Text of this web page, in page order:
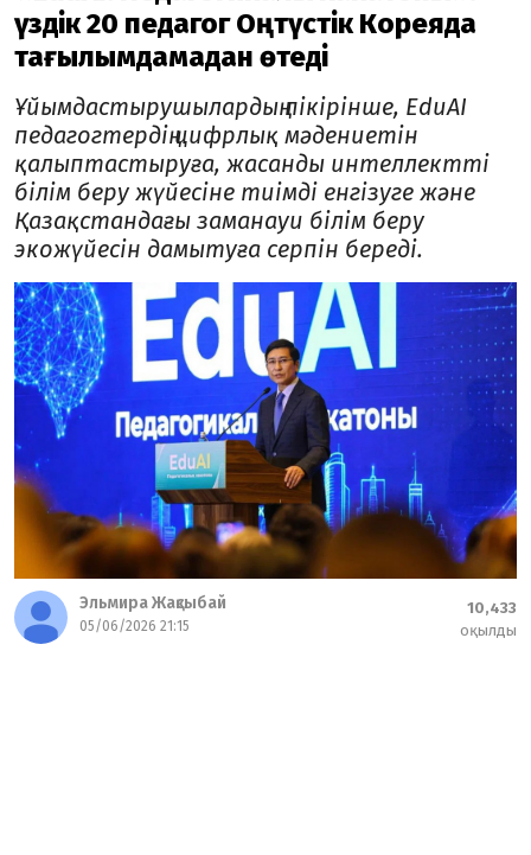
үздік 20 педагог Оңтүстік Кореяда
тағылымдамадан өтеді
Ұйымдастырушылардың пікірінше, EduAI
педагогтердің цифрлық мәдениетін
қалыптастыруға, жасанды интеллектті
білім беру жүйесіне тиімді енгізуге және
Қазақстандағы заманауи білім беру
экожүйесін дамытуға серпін береді.
Эльмира Жақсыбай
05/06/2026 21:15
10,433
оқылды